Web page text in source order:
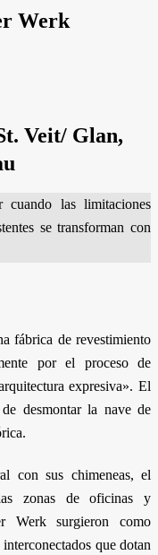
Werk
Veit/ Glan,
las limitaciones
se transforman con
fábrica de revestimiento
por el proceso de
expresiva». El
desmontar la nave de
con sus chimeneas, el
zonas de oficinas y
Werk surgieron como
que dotan